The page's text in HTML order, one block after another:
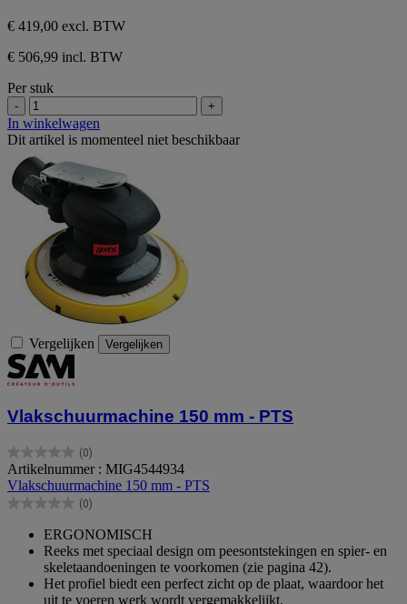
€ 419,00 excl. BTW
€ 506,99 incl. BTW
Per stuk
- +
In winkelwagen
Dit artikel is momenteel niet beschikbaar
Vergelijken Vergelijken
Vlakschuurmachine 150 mm - PTS
(0)
0.0
van
de
5
Artikelnummer : MIG4544934
Vlakschuurmachine 150 mm - PTS
(0)
0.0
sterren.
ERGONOMISCH
Reeks met speciaal design om peesontstekingen en spier- en
skeletaandoeningen te voorkomen (zie pagina 42).
Het profiel biedt een perfect zicht op de plaat, waardoor het
uit te voeren werk wordt vergemakkelijkt.